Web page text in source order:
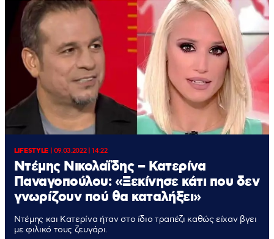
LIFESTYLE| 09.03.2022 | 14:22
Ντέμης Νικολαΐδης – Κατερίνα
Παναγοπούλου: «Ξεκίνησε κάτι που δεν
γνωρίζουν πού θα καταλήξει»
Ντέμης και Κατερίνα ήταν στο ίδιο τραπέζι καθώς είχαν βγει
με φιλικό τους ζευγάρι.